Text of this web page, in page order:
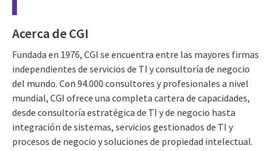
Acerca de CGI
Fundada en 1976, CGI se encuentra entre las mayores firmas
independientes de servicios de TI y consultoría de negocio
del mundo. Con 94.000 consultores y profesionales a nivel
mundial, CGI ofrece una completa cartera de capacidades,
desde consultoría estratégica de TI y de negocio hasta
integración de sistemas, servicios gestionados de TI y
procesos de negocio y soluciones de propiedad intelectual.